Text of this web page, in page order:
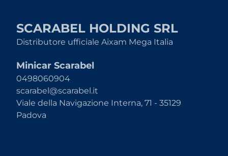
SCARABEL HOLDING SRL
Distributore ufficiale Aixam Mega Italia
Minicar Scarabel
0498060904
scarabel@scarabel.it
Viale della Navigazione Interna, 71 - 35129
Padova